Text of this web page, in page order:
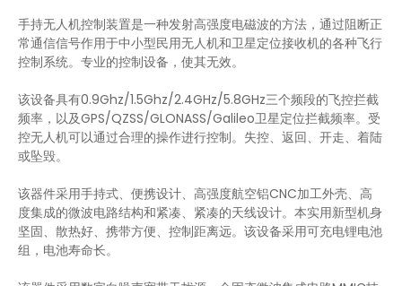
手持无人机控制装置是一种发射高强度电磁波的方法，通过阻断正
常通信信号作用于中小型民用无人机和卫星定位接收机的各种飞行
控制系统。专业的控制设备，使其无效。
该设备具有0.9Ghz/1.5Ghz/2.4GHz/5.8GHz三个频段的飞控拦截
频率，以及GPS/QZSS/GLONASS/Galileo卫星定位拦截频率。受
控无人机可以通过合理的操作进行控制。失控、返回、开走、着陆
或坠毁。
该器件采用手持式、便携设计、高强度航空铝CNC加工外壳、高
度集成的微波电路结构和紧凑、紧凑的天线设计。本实用新型机身
坚固、散热好、携带方便、控制距离远。该设备采用可充电锂电池
组，电池寿命长。